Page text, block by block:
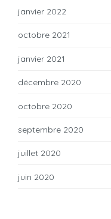
janvier 2022
octobre 2021
janvier 2021
décembre 2020
octobre 2020
septembre 2020
juillet 2020
juin 2020